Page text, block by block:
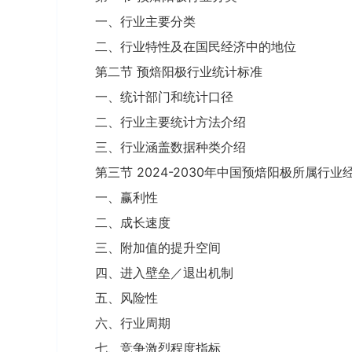
一、行业主要分类
二、行业特性及在国民经济中的地位
第二节 预焙阳极行业统计标准
一、统计部门和统计口径
二、行业主要统计方法介绍
三、行业涵盖数据种类介绍
第三节 2024-2030年中国预焙阳极所属行业
一、赢利性
二、成长速度
三、附加值的提升空间
四、进入壁垒／退出机制
五、风险性
六、行业周期
七、竞争激烈程度指标